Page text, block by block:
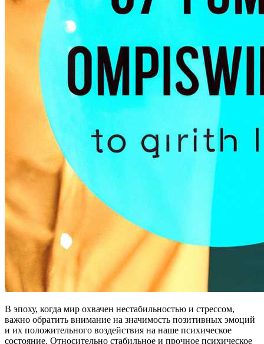
В эпоху, когда мир охвачен нестабильностью и стрессом,
важно обратить внимание на значимость позитивных эмоций
и их положительного воздействия на наше психическое
состояние. Относительно стабильное и прочное психическое